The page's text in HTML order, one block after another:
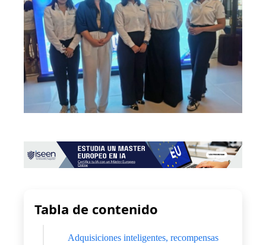
Tabla de contenido
Adquisiciones inteligentes, recompensas